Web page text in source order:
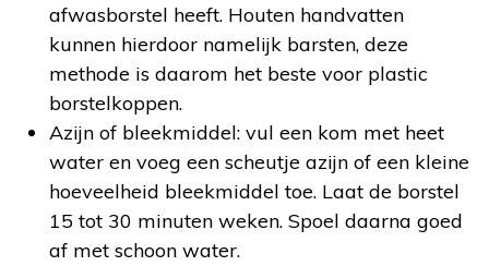
afwasborstel heeft. Houten handvatten
kunnen hierdoor namelijk barsten, deze
methode is daarom het beste voor plastic
borstelkoppen.
Azijn of bleekmiddel: vul een kom met heet
water en voeg een scheutje azijn of een kleine
hoeveelheid bleekmiddel toe. Laat de borstel
15 tot 30 minuten weken. Spoel daarna goed
af met schoon water.